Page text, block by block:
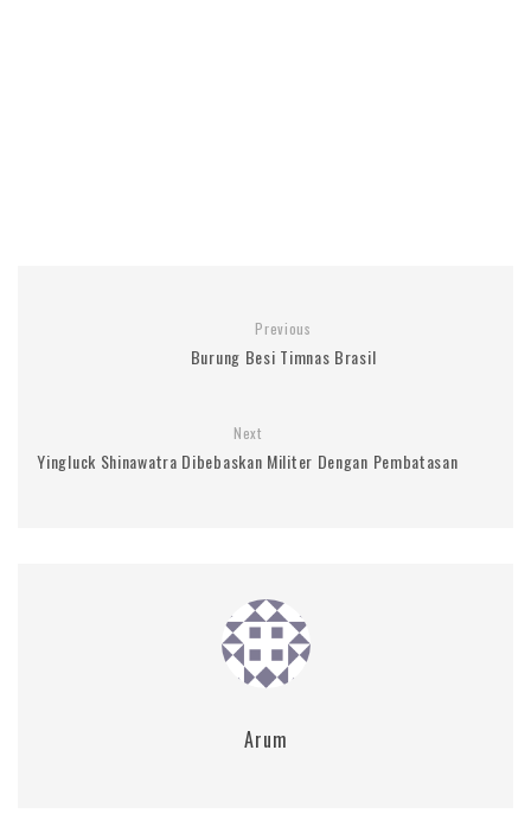
Previous
Burung Besi Timnas Brasil
Next
Yingluck Shinawatra Dibebaskan Militer Dengan Pembatasan
Arum